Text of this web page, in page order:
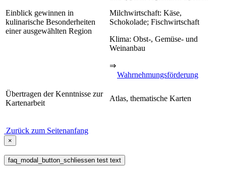
Einblick gewinnen in
kulinarische Besonderheiten
einer ausgewählten Region
Milchwirtschaft: Käse,
Schokolade; Fischwirtschaft
Klima: Obst-, Gemüse- und
Weinanbau
⇒
Wahrnehmungsförderung
Übertragen der Kenntnisse zur
Kartenarbeit
Atlas, thematische Karten
Zurück zum Seitenanfang
×
faq_modal_button_schliessen test text